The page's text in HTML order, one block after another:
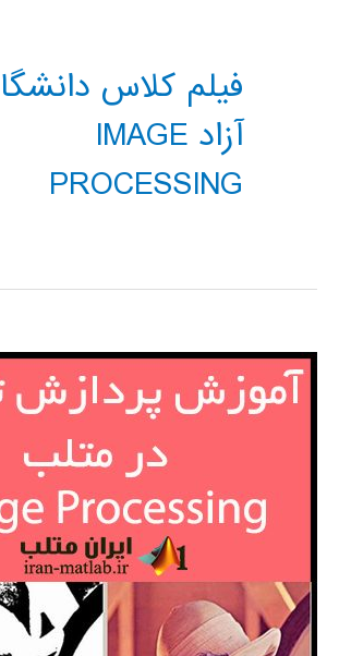
فیلم کلاس
آزاد IMAGE
PROCESSING